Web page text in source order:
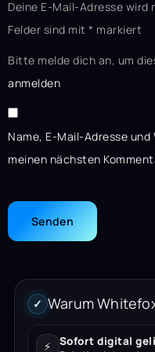
Deine E-Mail-Adresse
Felder sind mit * markiert
Bitte melde dich an, um
anmelden
Name, E-Mail-Adresse
meinen nächsten
✓ Warum
⚡ Sofort digital